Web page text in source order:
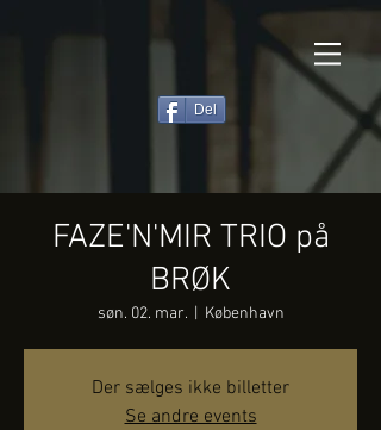
Del
FAZE'N'MIR TRIO på
BRØK
søn. 02. mar.
  |
København
Der sælges ikke billetter
Se andre events